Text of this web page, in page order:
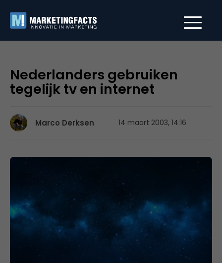
Nederlanders gebruiken
tegelijk tv en internet
Marco Derksen 14 maart 2003, 14:16